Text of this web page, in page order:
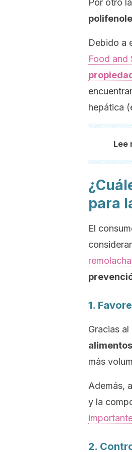
Por otro
Debido a
Food and
hepática
Lee
para
El
1.
Gracias
más
Además,
y la
2.